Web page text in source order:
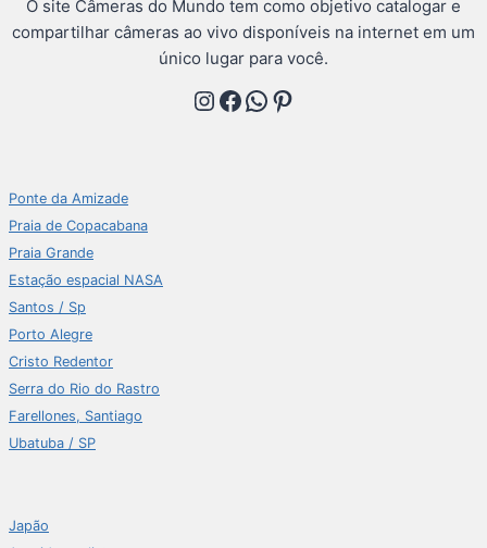
O site Câmeras do Mundo tem como objetivo catalogar e
compartilhar câmeras ao vivo disponíveis na internet em um
único lugar para você.
Instagram
Facebook
WhatsApp
Pinterest
Ponte da Amizade
Praia de Copacabana
Praia Grande
Estação espacial NASA
Santos / Sp
Porto Alegre
Cristo Redentor
Serra do Rio do Rastro
Farellones, Santiago
Ubatuba / SP
Japão